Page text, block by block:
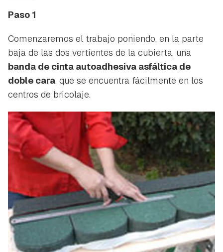
Paso 1
Comenzaremos el trabajo poniendo, en la parte
baja de las dos vertientes de la cubierta, una
banda de cinta autoadhesiva asfáltica de
doble cara, que se encuentra fácilmente en los
centros de bricolaje.